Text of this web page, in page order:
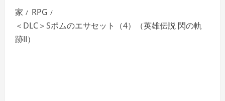
イ
マ
リ
メ
家
RPG
＜DLC＞Sポムのエサセット（4）（英雄伝説 閃の軌
跡II）